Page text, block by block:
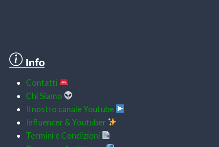
Contatti
Chi Siamo
Il nostro canale Youtube
Influencer & Youtuber
Termini e Condizioni